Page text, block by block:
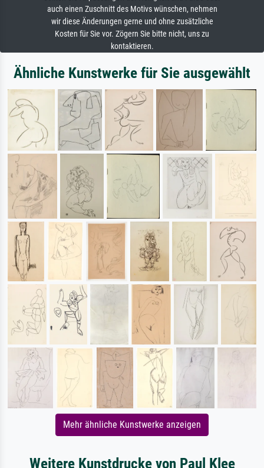
auch einen Zuschnitt des Motivs wünschen, nehmen
wir diese Änderungen gerne und ohne zusätzliche
Kosten für Sie vor. Zögern Sie bitte nicht, uns zu
kontaktieren.
Ähnliche Kunstwerke für Sie ausgewählt
Mehr ähnliche Kunstwerke anzeigen
Weitere Kunstdrucke von Paul Klee